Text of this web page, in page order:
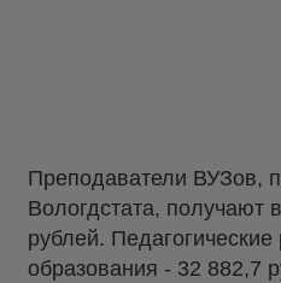
Преподаватели ВУЗов,
Вологдстата, получают
рублей.
образования - 32 882,7